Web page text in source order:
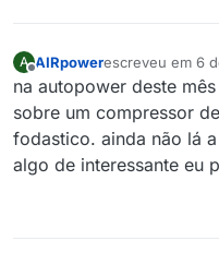
A
Offline
AIRpowerescreveu em 6
última edição por
na autopower deste
sobre um compressor
fodastico. ainda não lá
algo de interessante eu